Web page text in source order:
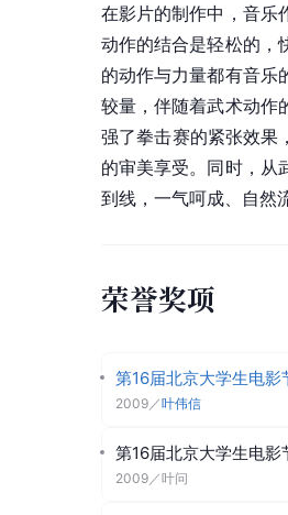
在影片的制作中，音乐
动作的结合是轻松的，
的动作与力量都有音乐
较量，伴随着武术动作
强了拳击赛的紧张效果
的审美享受。同时，从
到线，一气呵成、自然
荣誉奖项
第16届北京大学生电影
2009 ／叶伟信
第16届北京大学生电影
2009 ／叶问